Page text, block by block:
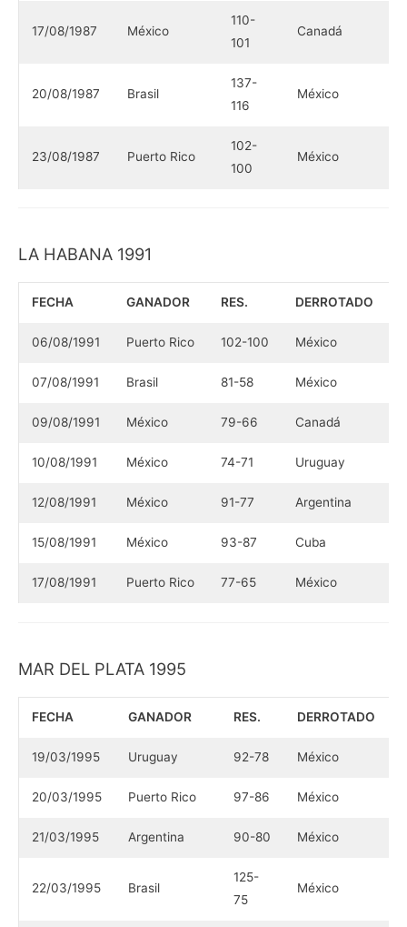
17/08/1987 México
110-
101
Canadá
20/08/1987 Brasil
137-
116
México
23/08/1987 Puerto Rico
102-
100
México
LA HABANA 1991
FECHA GANADOR RES. DERROTADO
06/08/1991 Puerto Rico 102-100 México
07/08/1991 Brasil 81-58 México
09/08/1991 México 79-66 Canadá
10/08/1991 México 74-71 Uruguay
12/08/1991 México 91-77 Argentina
15/08/1991 México 93-87 Cuba
17/08/1991 Puerto Rico 77-65 México
MAR DEL PLATA 1995
FECHA GANADOR RES. DERROTADO
19/03/1995 Uruguay 92-78 México
20/03/1995 Puerto Rico 97-86 México
21/03/1995 Argentina 90-80 México
22/03/1995 Brasil
125-
75
México